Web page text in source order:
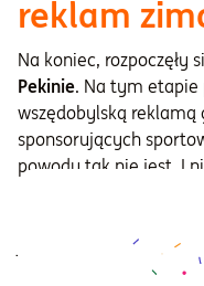
reklam
Na koniec, rozpoczęły
Pekinie. Na tym etapie
wszędobylską
sponsorujących
powodu tak nie jest. I
cenzurowanym z
jest krytykowane za
od masowych